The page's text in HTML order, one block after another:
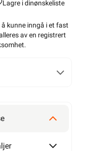
Lagre i dinønskeliste
kunne inngå i et fast
av en registrert
.